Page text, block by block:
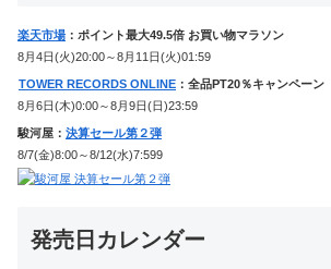
楽天市場 ：ポイント最大49.5倍 お買い物マラソン
8月4日(火)20:00～8月11日(火)01:59
TOWER RECORDS ONLINE ：全品PT20％キャンペーン
8月6日(木)0:00～8月9日(日)23:59
駿河屋： 決算セール第２弾
8/7(金)8:00～8/12(水)7:599
発売日カレンダー